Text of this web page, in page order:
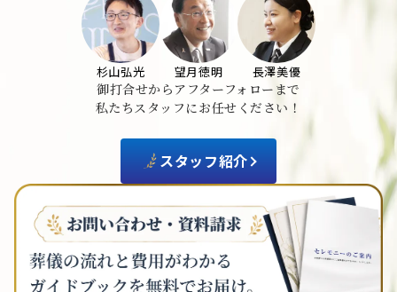
杉山弘光 望月徳明 長澤美優
御打合せからアフターフォローまで
私たちスタッフにお任せください！
スタッフ紹介